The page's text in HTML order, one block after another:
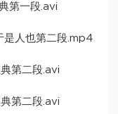
第一段.avi
是人也第二段.mp4
第二段.avi
第二段.avi